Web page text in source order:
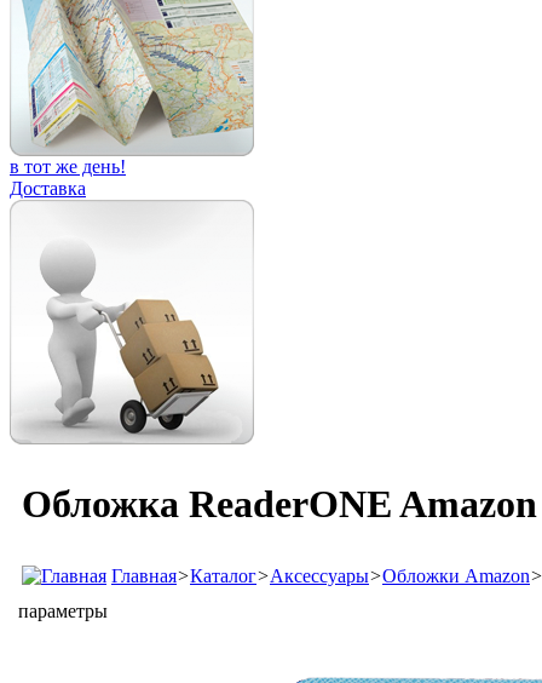
в тот же день!
Доставка
Обложка ReaderONE
Главная>Каталог>Аксессуары>Обложки Amazon>
параметры